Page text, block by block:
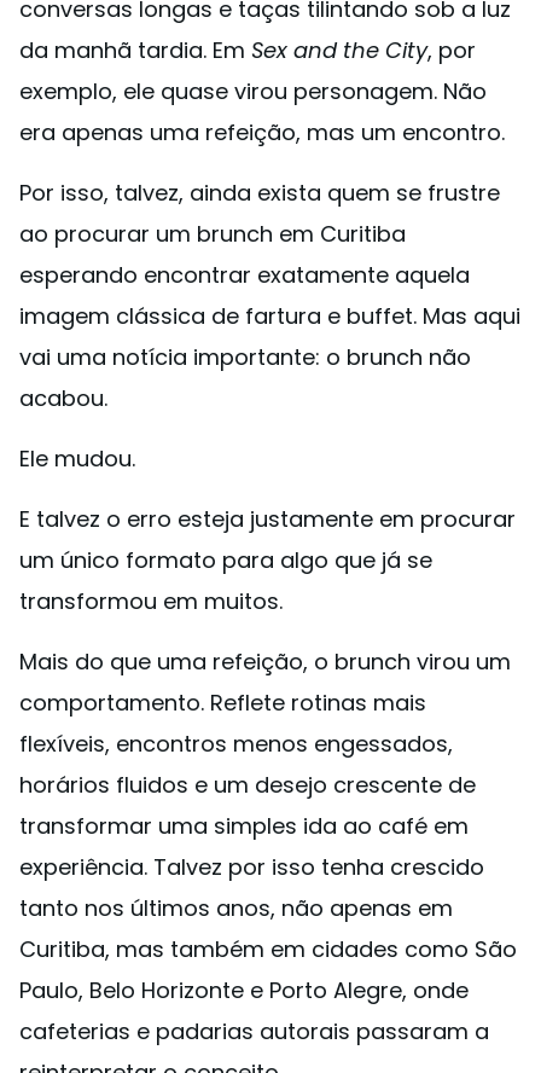
conversas longas e taças tilintando sob a luz
da manhã tardia. Em Sex and the City, por
exemplo, ele quase virou personagem. Não
era apenas uma refeição, mas um encontro.
Por isso, talvez, ainda exista quem se frustre
ao procurar um brunch em Curitiba
esperando encontrar exatamente aquela
imagem clássica de fartura e buffet. Mas aqui
vai uma notícia importante: o brunch não
acabou.
Ele mudou.
E talvez o erro esteja justamente em procurar
um único formato para algo que já se
transformou em muitos.
Mais do que uma refeição, o brunch virou um
comportamento. Reflete rotinas mais
flexíveis, encontros menos engessados,
horários fluidos e um desejo crescente de
transformar uma simples ida ao café em
experiência. Talvez por isso tenha crescido
tanto nos últimos anos, não apenas em
Curitiba, mas também em cidades como São
Paulo, Belo Horizonte e Porto Alegre, onde
cafeterias e padarias autorais passaram a